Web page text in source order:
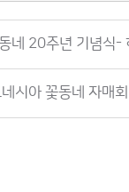
네 20주년 기념식-
시아 꽃동네 자매